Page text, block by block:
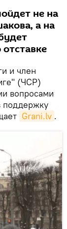
не на
а на
и член
(ЧСР)
вопросами
поддержку
Grani.lv .